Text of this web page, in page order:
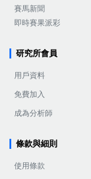
賽馬新聞
即時賽果派彩
研究所會員
用戶資料
免費加入
成為分析師
條款與細則
使用條款